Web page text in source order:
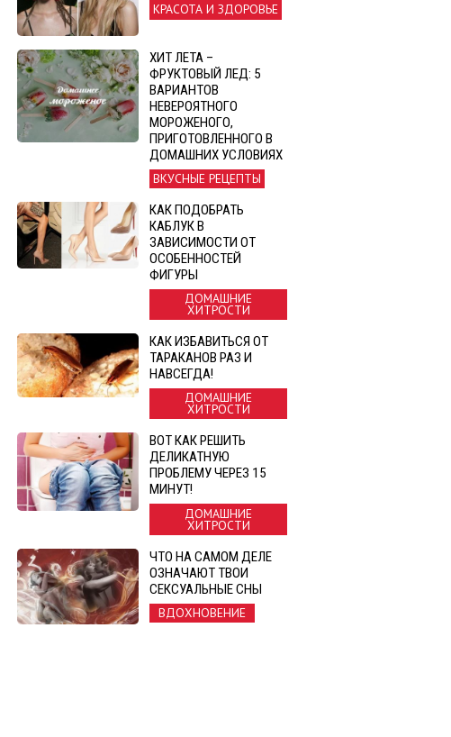
КРАСОТА И ЗДОРОВЬЕ
ХИТ ЛЕТА –
ФРУКТОВЫЙ ЛЕД: 5
ВАРИАНТОВ
НЕВЕРОЯТНОГО
МОРОЖЕНОГО,
ПРИГОТОВЛЕННОГО В
ДОМАШНИХ УСЛОВИЯХ
ВКУСНЫЕ РЕЦЕПТЫ
КАК ПОДОБРАТЬ
КАБЛУК В
ЗАВИСИМОСТИ ОТ
ОСОБЕННОСТЕЙ
ФИГУРЫ
ДОМАШНИЕ
ХИТРОСТИ
КАК ИЗБАВИТЬСЯ ОТ
ТАРАКАНОВ РАЗ И
НАВСЕГДА!
ДОМАШНИЕ
ХИТРОСТИ
ВОТ КАК РЕШИТЬ
ДЕЛИКАТНУЮ
ПРОБЛЕМУ ЧЕРЕЗ 15
МИНУТ!
ДОМАШНИЕ
ХИТРОСТИ
ЧТО НА САМОМ ДЕЛЕ
ОЗНАЧАЮТ ТВОИ
СЕКСУАЛЬНЫЕ СНЫ
ВДОХНОВЕНИЕ